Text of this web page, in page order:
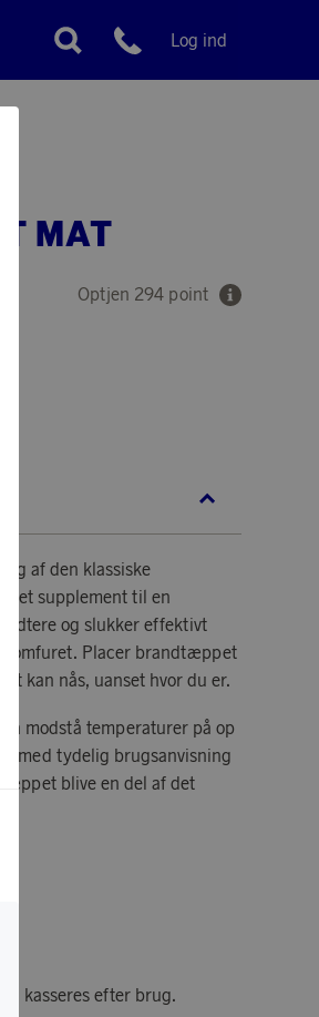
Kundeservice
Log ind
MAT
Optjen 294 point
af den klassiske
et supplement til en
og slukker effektivt
komfuret. Placer brandtæppet
kan nås, uanset hvor du er.
modstå temperaturer på op
med tydelig brugsanvisning
blive en del af det
kasseres efter brug.